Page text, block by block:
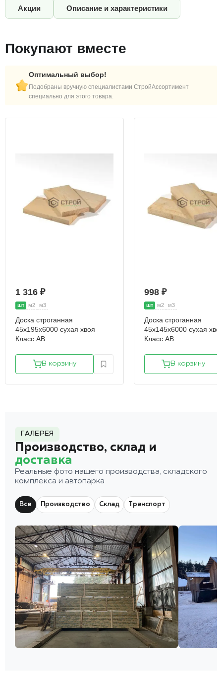
Акции Описание и характеристики
Покупают вместе
Оптимальный выбор!
Подобраны вручную специалистами СтройАссортимент
специально для этого товара.
1 316 ₽
шт м2 м3
Доска строганная
45х195х6000 сухая хвоя
Класс АВ
В корзину
998 ₽
шт м2 м3
Доска строганная
45х145х6000 сухая
Класс АВ
В корзину
ГАЛЕРЕЯ
Производство, склад и
доставка
Реальные фото нашего производства, складского
комплекса и автопарка
Все Производство Склад Транспорт